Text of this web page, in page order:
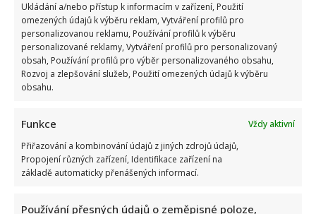
Ukládání a/nebo přístup k informacím v zařízení, Použití
omezených údajů k výběru reklam, Vytváření profilů pro
personalizovanou reklamu, Používání profilů k výběru
personalizované reklamy, Vytváření profilů pro personalizovaný
obsah, Používání profilů pro výběr personalizovaného obsahu,
Rozvoj a zlepšování služeb, Použití omezených údajů k výběru
obsahu.
Funkce
Vždy aktivní
Přiřazování a kombinování údajů z jiných zdrojů údajů,
Propojení různých zařízení, Identifikace zařízení na
základě automaticky přenášených informací.
Používání přesných údajů o zeměpisné poloze,
Test vědomostí o lidském těle: Kdo získá 10 z 10 bodů,
pamatuje si biologii ze základní školy dokonale
Nejhezčí česká herečka roku 2026: Do úzkého výběru se
dostalo jen 5 jmen. Sandeva i Geislerová měly jistotu